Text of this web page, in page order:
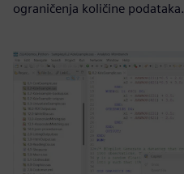
ograničenja količine podataka.